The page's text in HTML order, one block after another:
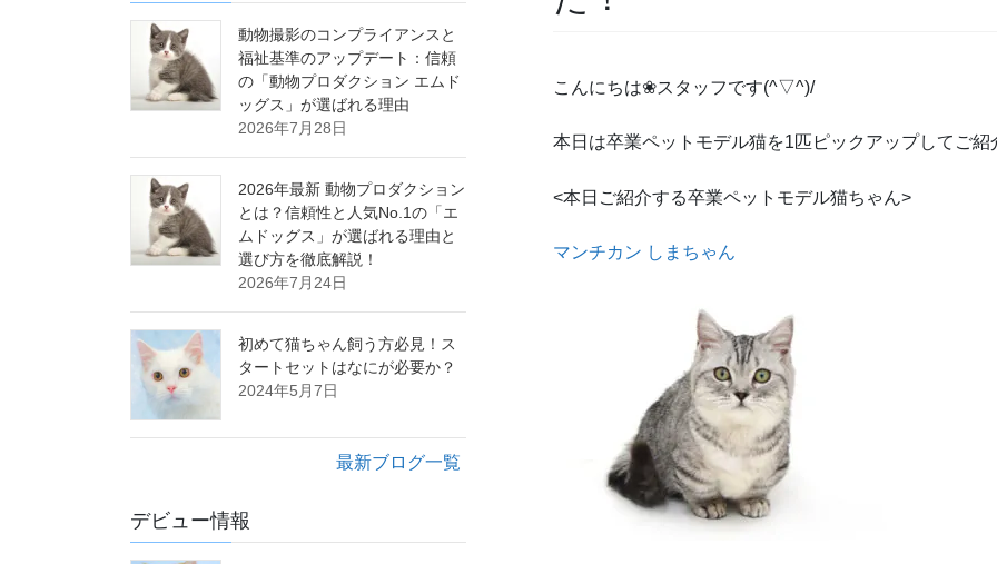
こんにちは❀スタッフです(^▽^)/
本日は卒業ペットモデル猫を1匹ピックアップしてご紹
<本日ご紹介する卒業ペットモデル猫ちゃん>
マンチカン しまちゃん
動物撮影のコンプライアンスと
福祉基準のアップデート：信頼
の「動物プロダクション エムド
ッグス」が選ばれる理由
2026年7月28日
2026年最新 動物プロダクション
とは？信頼性と人気No.1の「エ
ムドッグス」が選ばれる理由と
選び方を徹底解説！
2026年7月24日
初めて猫ちゃん飼う方必見！ス
タートセットはなにが必要か？
2024年5月7日
最新ブログ一覧
デビュー情報